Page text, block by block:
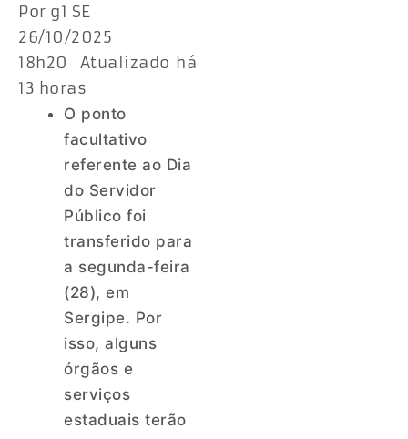
Por g1 SE
26/10/2025
18h20 Atualizado há
13 horas
O ponto
facultativo
referente ao Dia
do Servidor
Público foi
transferido para
a segunda-feira
(28), em
Sergipe. Por
isso, alguns
órgãos e
serviços
estaduais terão